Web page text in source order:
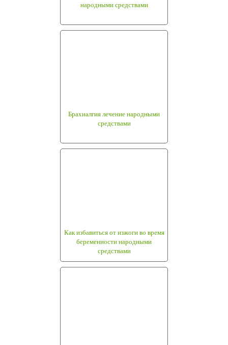
народными средствами
Брахиалгия лечение народными
средствами
Как избавиться от изжоги во время
беременности народными
средствами